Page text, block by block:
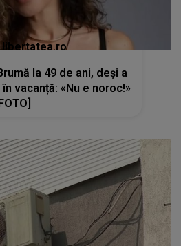
la 49 de ani, deși a
vacanță: «Nu e noroc!»